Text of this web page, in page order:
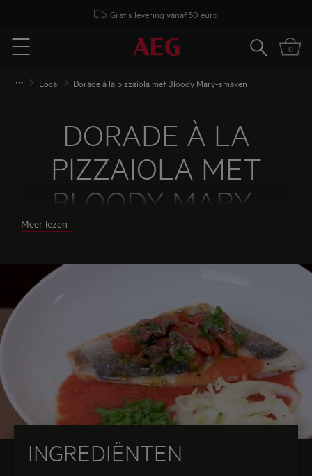
Gratis levering vanaf 50 euro
Menu
Zoeken0
Local Dorade à la pizzaiola met Bloody Mary-smaken
DORADE À LA
PIZZAIOLA MET
BLOODY MARY-
ChefGiovanni Bruno
dorade met een kruidige pizzaiola-saus en frisse
Bloody Mary-smaken van tomaat, citrus en
specerijen. Een mediterrane visbereiding met een
verrassende twist.
Meer lezen
INGREDIËNTEN